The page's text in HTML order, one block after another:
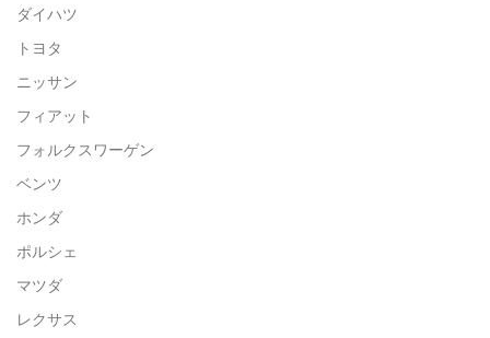
ダイハツ
トヨタ
ニッサン
フィアット
フォルクスワーゲン
ベンツ
ホンダ
ポルシェ
マツダ
レクサス